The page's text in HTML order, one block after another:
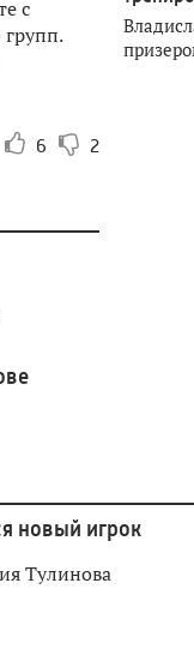
с
6 2
новый игрок
Тулинова